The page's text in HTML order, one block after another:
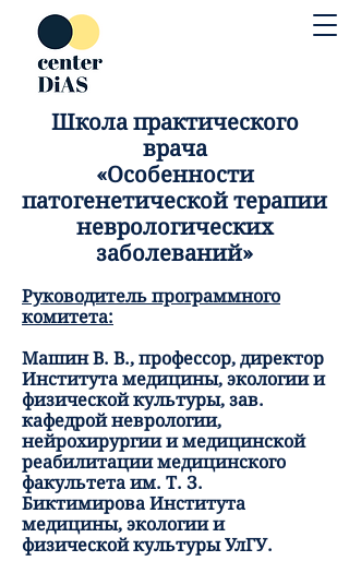
Школа практического
врача
«Особенности
патогенетической терапии
неврологических
заболеваний»
Руководитель программного
комитета:
Машин В. В., профессор, директор
Института медицины, экологии и
физической культуры, зав.
кафедрой неврологии,
нейрохирургии и медицинской
реабилитации медицинского
факультета им. Т. З.
Биктимирова Института
медицины, экологии и
физической культуры УлГУ.